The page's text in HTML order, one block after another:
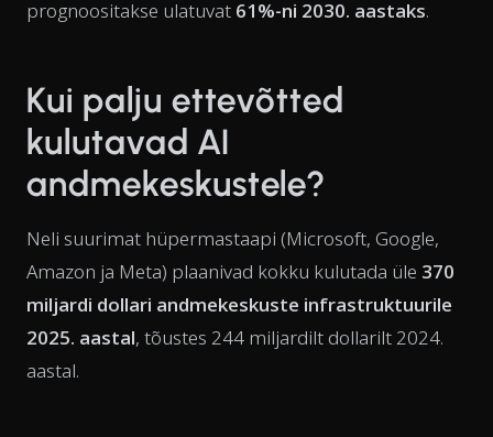
prognoositakse ulatuvat 61%-ni 2030. aastaks.
Kui palju ettevõtted
kulutavad AI
andmekeskustele?
Neli suurimat hüpermastaapi (Microsoft, Google,
Amazon ja Meta) plaanivad kokku kulutada üle 370
miljardi dollari andmekeskuste infrastruktuurile
2025. aastal, tõustes 244 miljardilt dollarilt 2024.
aastal.